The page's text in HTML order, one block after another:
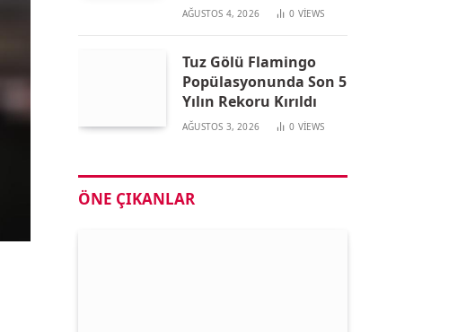
AĞUSTOS 4, 2026 0 VIEWS
Tuz Gölü Flamingo
Popülasyonunda Son 5
Yılın Rekoru Kırıldı
AĞUSTOS 3, 2026 0 VIEWS
ÖNE ÇIKANLAR